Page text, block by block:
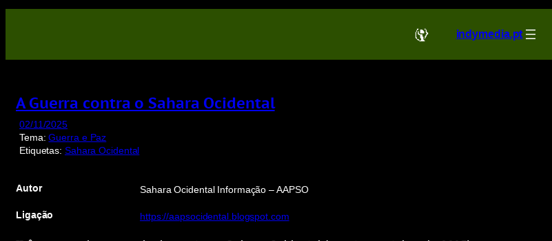
Saltar
conteúdo
indymedia.pt
A Guerra contra o Sahara Ocidental
02/11/2025
Tema:Guerra e Paz
Etiquetas: Sahara Ocidental
Autor Sahara Ocidental Informação – AAPSO
Ligação https://aapsocidental.blogspot.com